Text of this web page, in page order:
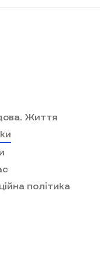
Життя
політика